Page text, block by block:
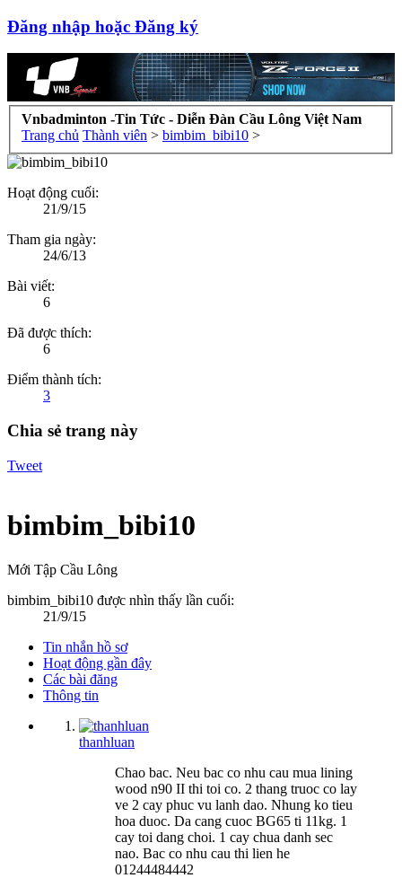
Đăng nhập hoặc Đăng ký
Vnbadminton -Tin Tức - Diễn Đàn Cầu Lông Việt Nam
Trang chủ Thành viên > bimbim_bibi10 >
Hoạt động cuối:
21/9/15
Tham gia ngày:
24/6/13
Bài viết:
6
Đã được thích:
6
Điểm thành tích:
3
Chia sẻ trang này
Tweet
bimbim_bibi10
Mới Tập Cầu Lông
bimbim_bibi10 được nhìn thấy lần cuối:
21/9/15
Tin nhắn hồ sơ
Hoạt động gần đây
Các bài đăng
Thông tin
thanhluan
Chao bac. Neu bac co nhu cau mua lining
wood n90 II thi toi co. 2 thang truoc co lay
ve 2 cay phuc vu lanh dao. Nhung ko tieu
hoa duoc. Da cang cuoc BG65 ti 11kg. 1
cay toi dang choi. 1 cay chua danh sec
nao. Bac co nhu cau thi lien he
01244484442